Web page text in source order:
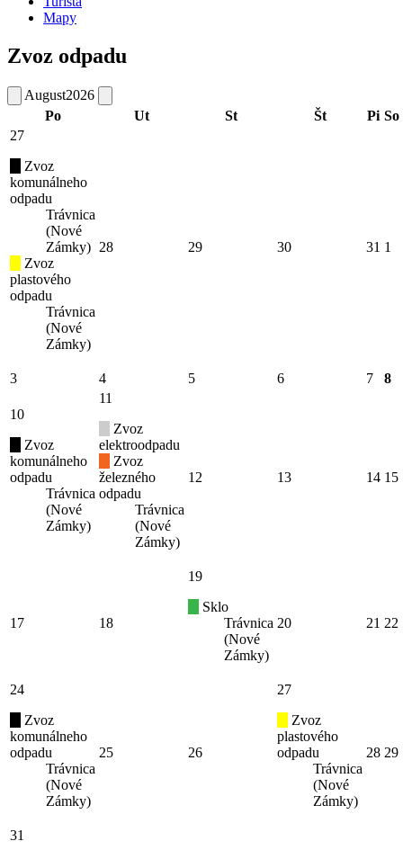
Mapy
Zvoz odpadu
August2026
Po
Ut St Št Pi So
27
Zvoz
komunálneho
odpadu
Trávnica
(Nové
Zámky)
Zvoz
plastového
odpadu
Trávnica
(Nové
Zámky)
28 29 30 31 1
3 4 5 6 7 8
10
Zvoz
komunálneho
odpadu
Trávnica
(Nové
Zámky)
11
Zvoz
elektroodpadu
Zvoz
železného
odpadu
Trávnica
(Nové
Zámky)
12 13 14 15
17 18
19
Sklo
Trávnica
(Nové
Zámky)
20 21 22
24
Zvoz
komunálneho
odpadu
Trávnica
(Nové
Zámky)
25 26
27
Zvoz
plastového
odpadu
Trávnica
(Nové
Zámky)
28 29
31